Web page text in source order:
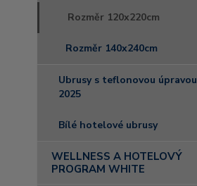
Rozměr 120x220cm
Rozměr 140x240cm
Ubrusy s teflonovou úpravou
2025
Bílé hotelové ubrusy
WELLNESS A HOTELOVÝ
PROGRAM WHITE